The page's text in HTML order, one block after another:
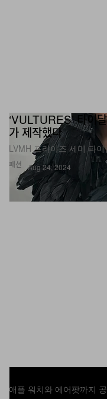
패션
‘VULTURES’ 타이
가 제작했다
LVMH 프라이즈 세미 파
Aug 24, 2024
애플 워치와 에어팟까지